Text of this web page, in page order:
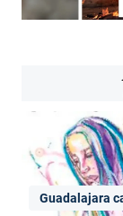
Guadalajara